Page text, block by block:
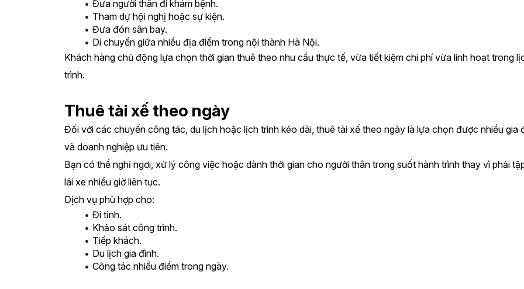
Đưa người thân đi khám bệnh.
Tham dự hội nghị hoặc sự kiện.
Đưa đón sân bay.
Di chuyển giữa nhiều địa điểm trong nội thành Hà Nội.
Khách hàng chủ động lựa chọn thời gian thuê theo nhu cầu thực tế, vừa tiết kiệm chi phí vừa linh hoạt trong
trình.
Thuê tài xế theo ngày
Đối với các chuyến công tác, du lịch hoặc lịch trình kéo dài, thuê tài xế theo ngày là lựa chọn được nhiều gia
và doanh nghiệp ưu tiên.
Bạn có thể nghỉ ngơi, xử lý công việc hoặc dành thời gian cho người thân trong suốt hành trình thay vì phải
lái xe nhiều giờ liên tục.
Dịch vụ phù hợp cho:
Đi tỉnh.
Khảo sát công trình.
Tiếp khách.
Du lịch gia đình.
Công tác nhiều điểm trong ngày.